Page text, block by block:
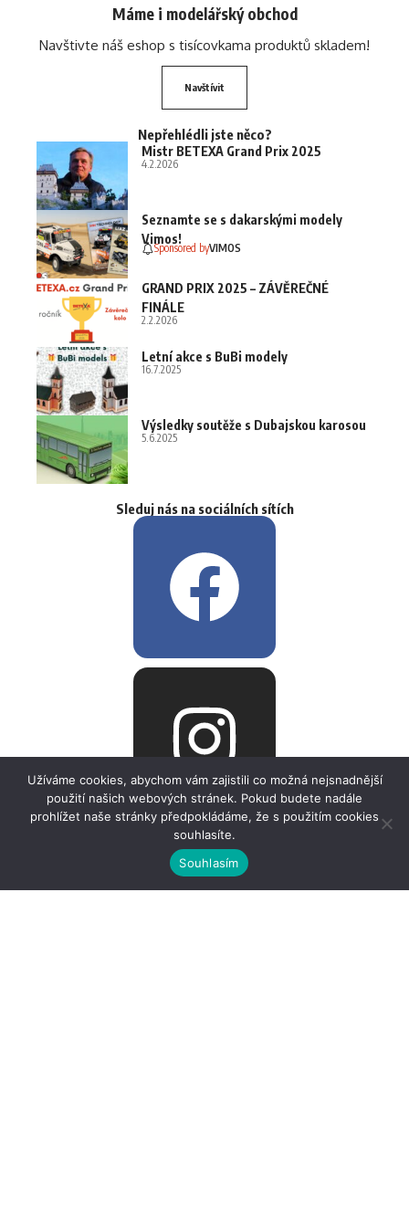
Máme i modelářský obchod
Navštivte náš eshop s tisícovkama produktů skladem!
Navštívit
Nepřehlédli jste něco?
Mistr BETEXA Grand Prix 2025
4.2.2026
Seznamte se s dakarskými modely
Vimos!
Sponsored byVIMOS
GRAND PRIX 2025 – ZÁVĚREČNÉ
FINÁLE
2.2.2026
Letní akce s BuBi modely
16.7.2025
Výsledky soutěže s Dubajskou karosou
5.6.2025
Sleduj nás na sociálních sítích
Užíváme cookies, abychom vám zajistili co možná nejsnadnější
použití našich webových stránek. Pokud budete nadále
prohlížet naše stránky předpokládáme, že s použitím cookies
souhlasíte.
Souhlasím